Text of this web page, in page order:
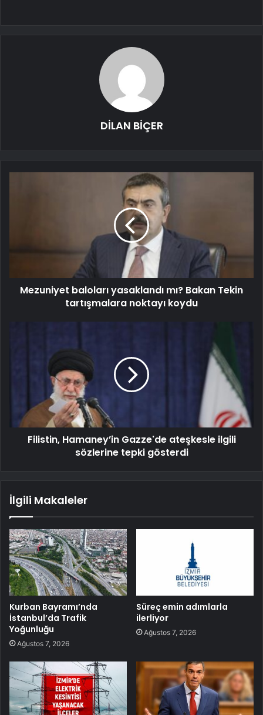
DİLAN BİÇER
Mezuniyet baloları yasaklandı mı? Bakan Tekin
tartışmalara noktayı koydu
Filistin, Hamaney’in Gazze'de ateşkesle ilgili
sözlerine tepki gösterdi
İlgili Makaleler
Kurban Bayramı’nda
İstanbul’da Trafik
Yoğunluğu
Ağustos 7, 2026
Süreç emin adımlarla
ilerliyor
Ağustos 7, 2026